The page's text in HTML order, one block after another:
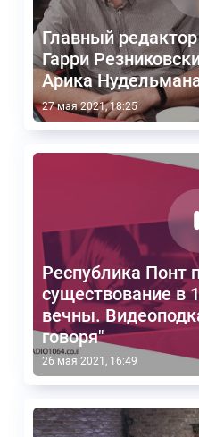
Главный
Гарри
Арика
27 мая 2021, 18:25
Республика Понт
существование в
вечны.
говоря"
26 мая 2021, 16:49